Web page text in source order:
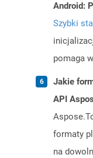
Android:
Szybki
pomaga
Jakie
API
formaty
na